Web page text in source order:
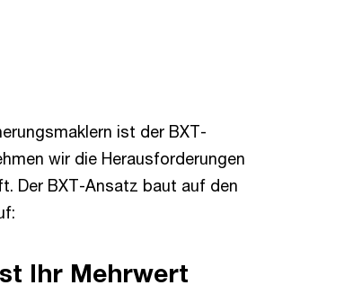
ist der BXT-
wir die Herausforderungen
Der BXT-Ansatz baut auf den
Ihr Mehrwert